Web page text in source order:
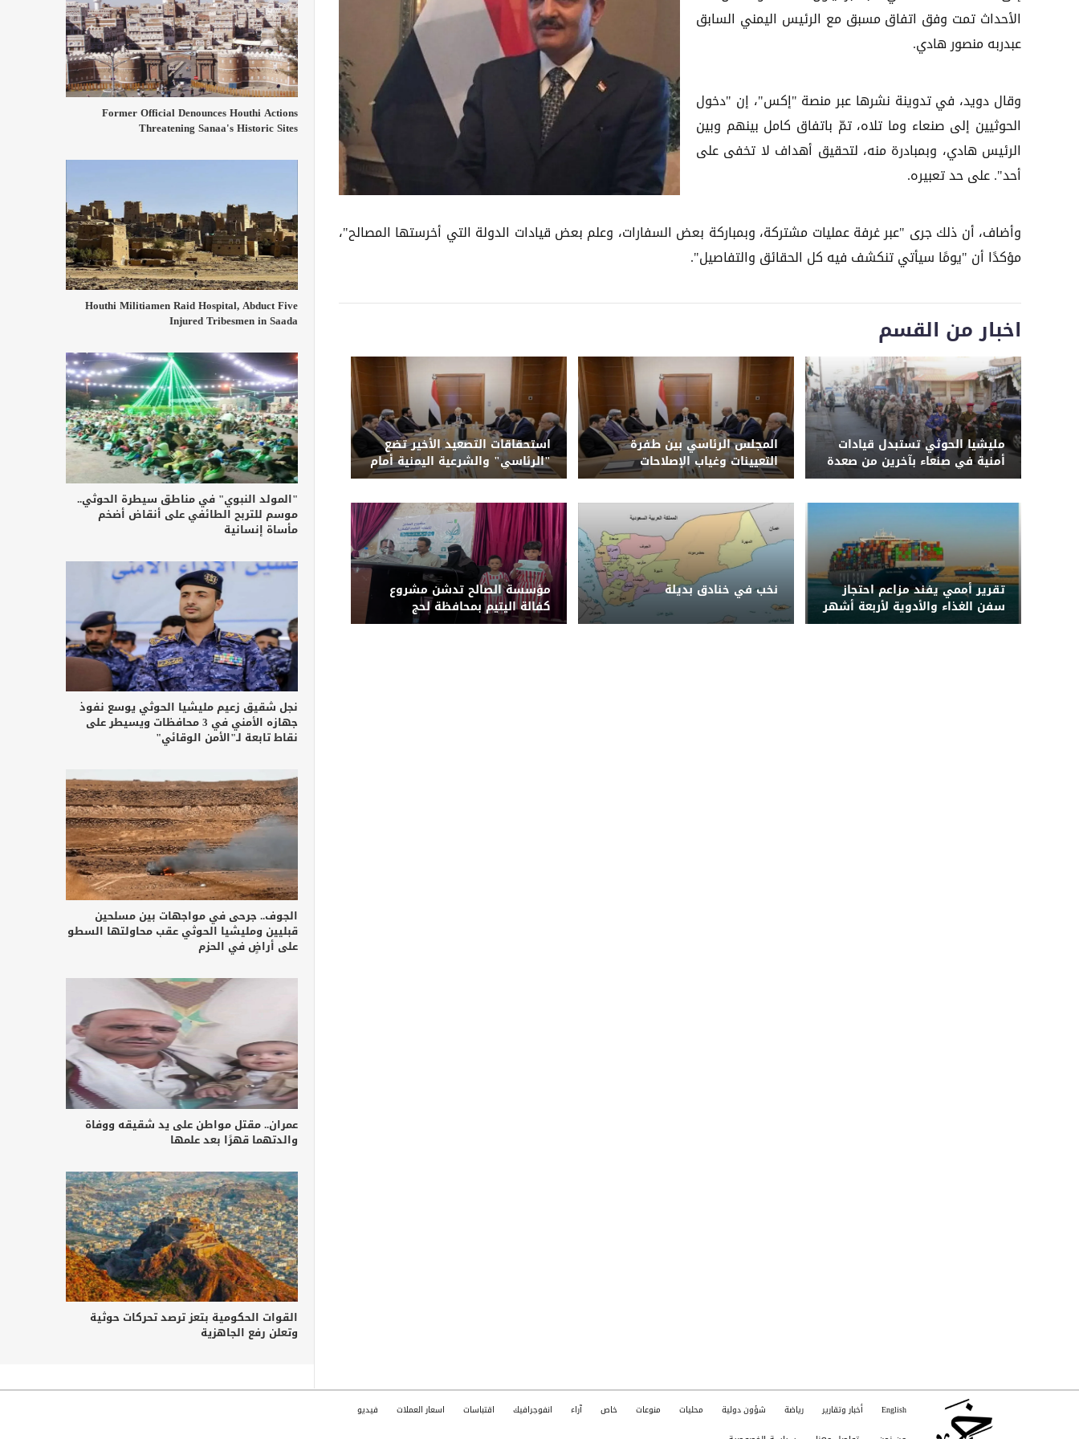
الأحداث تمت وفق اتفاق مسبق مع الرئيس اليمني السابق
عبدربه منصور هادي.
وقال دويد، في تدوينة نشرها عبر منصة "إكس"، إن "دخول
الحوثيين إلى صنعاء وما تلاه، تمّ باتفاق كامل بينهم وبين
الرئيس هادي، وبمبادرة منه، لتحقيق أهداف لا تخفى على
أحد". على حد تعبيره.
وأضاف، أن ذلك جرى "عبر غرفة عمليات مشتركة، وبمباركة بعض السفارات، وعلم بعض قيادات الدولة التي أخرستها المصالح"،
مؤكدًا أن "يومًا سيأتي تنكشف فيه كل الحقائق والتفاصيل".
اخبار من القسم
مليشيا الحوثي تستبدل قيادات
أمنية في صنعاء بآخرين من صعدة
وحجة وترسل ضباطاً إلى دورات
المجلس الرئاسي بين طفرة
التعيينات وغياب الإصلاحات
استحقاقات التصعيد الأخير تضع
"الرئاسي" والشرعية اليمنية أمام
حتمية الحسم وإنهاء الانقلاب
تقرير أممي يفند مزاعم احتجاز
سفن الغذاء والأدوية لأربعة أشهر
قبل دخول اليمن
نخب في خنادق بديلة مؤسسة الصالح تدشن مشروع
كفالة اليتيم بمحافظة لحج
Former Official Denounces Houthi Actions
Threatening Sanaa's Historic Sites
Houthi Militiamen Raid Hospital, Abduct Five
Injured Tribesmen in Saada
"المولد النبوي" في مناطق سيطرة الحوثي..
موسم للتربح الطائفي على أنقاض أضخم
مأساة إنسانية
نجل شقيق زعيم مليشيا الحوثي يوسع نفوذ
جهازه الأمني في 3 محافظات ويسيطر على
نقاط تابعة لـ"الأمن الوقائي"
الجوف.. جرحى في مواجهات بين مسلحين
قبليين ومليشيا الحوثي عقب محاولتها السطو
على أراضٍ في الحزم
عمران.. مقتل مواطن على يد شقيقه ووفاة
والدتهما قهرًا بعد علمها
القوات الحكومية بتعز ترصد تحركات حوثية
وتعلن رفع الجاهزية
English أخبار وتقارير رياضة شؤون دولية محليات منوعات خاص آراء انفوجرافيك اقتباسات اسعار العملات فيديو